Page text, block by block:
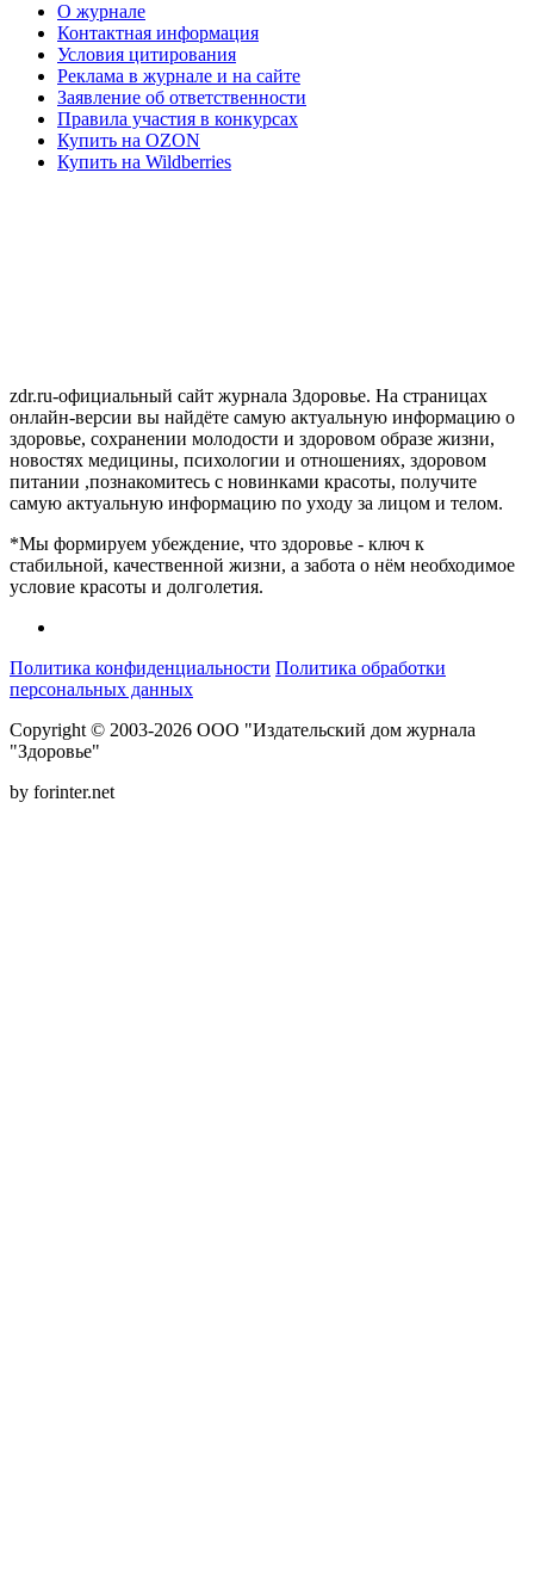
О журнале
Контактная информация
Условия цитирования
Реклама в журнале и на сайте
Заявление об ответственности
Правила участия в конкурсах
Купить на OZON
Купить на Wildberries
zdr.ru-официальный сайт журнала Здоровье. На страницах
онлайн-версии вы найдёте самую актуальную информацию о
здоровье, сохранении молодости и здоровом образе жизни,
новостях медицины, психологии и отношениях, здоровом
питании ,познакомитесь с новинками красоты, получите
самую актуальную информацию по уходу за лицом и телом.
*Мы формируем убеждение, что здоровье - ключ к
стабильной, качественной жизни, а забота о нём необходимое
условие красоты и долголетия.
Политика конфиденциальности Политика обработки
персональных данных
Copyright © 2003-2026 ООО "Издательский дом журнала
"Здоровье"
by forinter.net